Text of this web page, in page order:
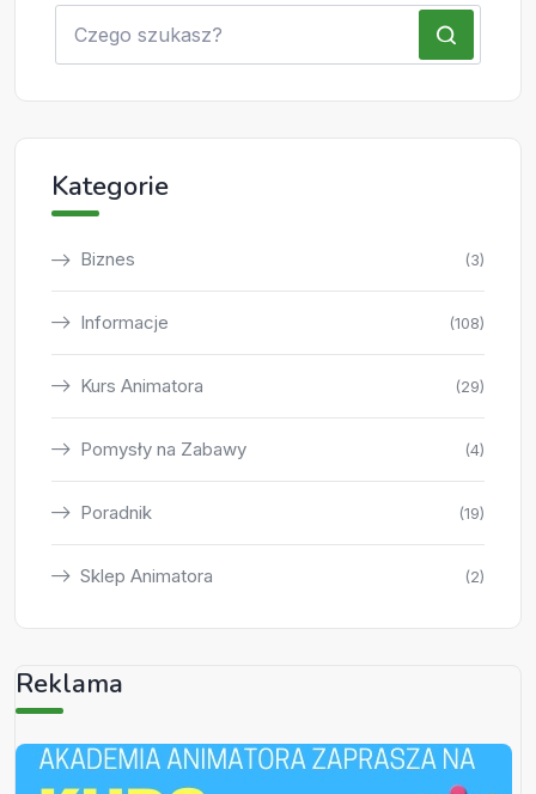
Kategorie
Biznes (3)
Informacje (108)
Kurs Animatora (29)
Pomysły na Zabawy (4)
Poradnik (19)
Sklep Animatora (2)
Reklama